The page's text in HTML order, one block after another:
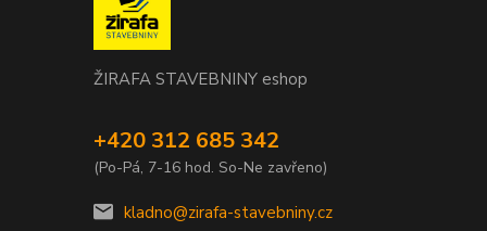
ŽIRAFA STAVEBNINY eshop
+420 312 685 342
(Po-Pá, 7-16 hod. So-Ne zavřeno)
kladno@zirafa-stavebniny.cz